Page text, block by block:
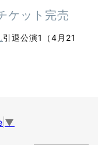
ケット完売
引退公演1（4月21
▼